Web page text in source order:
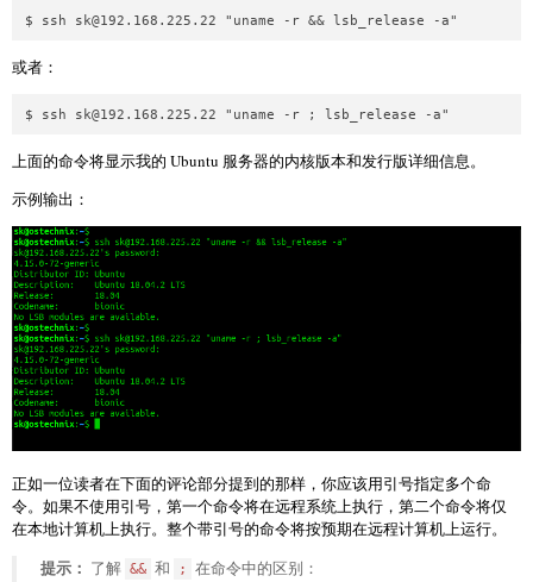
$ ssh sk@192.168.225.22
或者：
$ ssh sk@192.168.225.22
上面的命令将显示我的 Ubuntu 服务器的内核版本和发行版详细信息。
示例输出：
正如一位读者在下面的评论部分提到的那样，你应该用引号指定多个命
令。如果不使用引号，第一个命令将在远程系统上执行，第二个命令将仅
在本地计算机上执行。整个带引号的命令将按预期在远程计算机上运行。
提示： 了解 && 和 ; 在命令中的区别：